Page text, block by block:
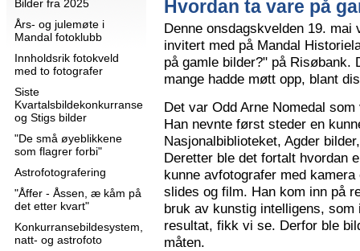
Bilder fra 2025
Års- og julemøte i
Mandal fotoklubb
Innholdsrik fotokveld
med to fotografer
Siste
Kvartalsbildekonkurranse
og Stigs bilder
"De små øyeblikkene
som flagrer forbi"
Astrofotografering
"Åffer - Åssen, æ kåm på
det etter kvart"
Konkurransebildesystem,
natt- og astrofoto
Hvordan ta vare på
Denne onsdagskvelden 19.
invitert med på Mandal
på gamle bilder?" på
mange hadde møtt opp, blant
Det var Odd Arne Nomedal
Han nevnte først steder en
Nasjonalbiblioteket, Agder
Deretter ble det fortalt hvordan
kunne avfotografer med
slides og film. Han kom inn på
bruk av kunstig intelligens,
resultat, fikk vi se. Derfor ble
måten.